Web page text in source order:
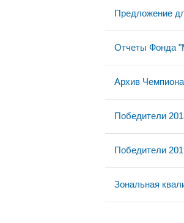
Предложение
Отчеты Фонда
Архив
Победители
Победители
Зональная